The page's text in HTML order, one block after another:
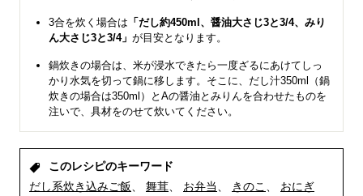
3合を炊く場合は 「だし約450ml、醤油大さじ3と3/4、みり
ん大さじ3と3/4」 が目安となります。
鍋炊きの場合は、米が浸水できたら一度ざるにあけてしっ
かり水気を切って鍋に移します。そこに、だし汁350ml（鍋
炊きの場合は350ml）とAの醤油とみりんを合わせたものを
注いで、具材をのせて炊いてください。
このレシピのキーワード
だし系炊き込みご飯
舞茸 お弁当 きのこ
おにぎ